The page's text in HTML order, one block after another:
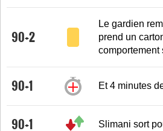
90+2
Le gardien
prend un
comportement
90+1 Et 4 minutes
90+1 Slimani sort